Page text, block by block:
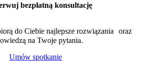
bezpłatną konsultację
do Ciebie najlepsze rozwiązania oraz
na Twoje pytania.
Umów spotkanie